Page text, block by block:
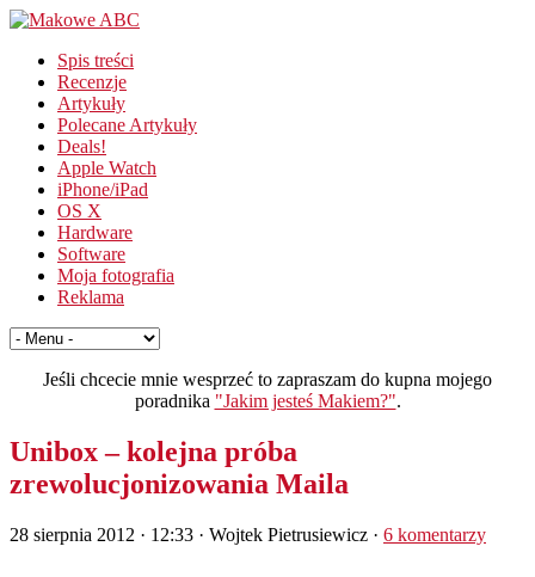
Spis treści
Recenzje
Artykuły
Polecane Artykuły
Deals!
Apple Watch
iPhone/iPad
OS X
Hardware
Software
Moja fotografia
Reklama
Jeśli chcecie mnie wesprzeć to zapraszam do kupna mojego
poradnika "Jakim jesteś Makiem?".
Unibox – kolejna próba
zrewolucjonizowania Maila
28 sierpnia 2012 · 12:33 · Wojtek Pietrusiewicz · 6 komentarzy